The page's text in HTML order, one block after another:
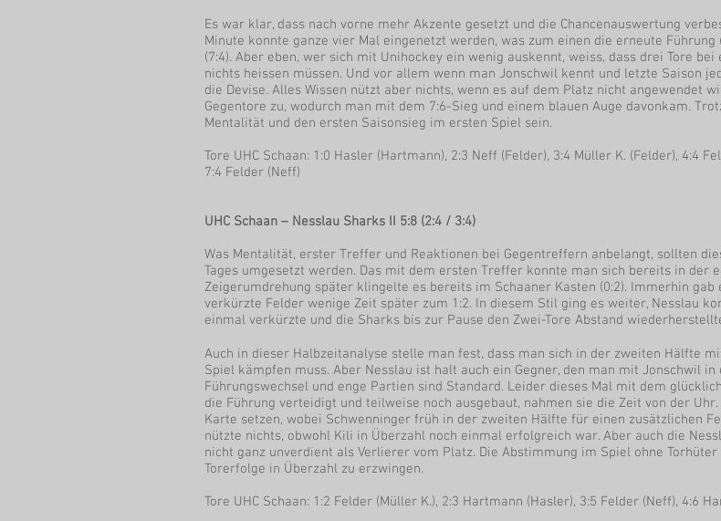
Es war klar, dass nach vorne mehr Akzente gesetzt und die Chancenauswertung
Minute konnte ganze vier Mal eingenetzt werden, was zum einen die erneute
(7:4). Aber eben, wer sich mit Unihockey ein wenig auskennt, weiss, dass drei Tore
nichts heissen müssen. Und vor allem wenn man Jonschwil kennt und letzte Saison
die Devise. Alles Wissen nützt aber nichts, wenn es auf dem Platz nicht angewendet
Gegentore zu, wodurch man mit dem 7:6-Sieg und einem blauen Auge davonkam.
Mentalität und den ersten Saisonsieg im ersten Spiel sein.
Tore UHC Schaan: 1:0 Hasler (Hartmann), 2:3 Neff (Felder), 3:4 Müller K. (Felder), 4:4
7:4 Felder (Neff)
UHC Schaan – Nesslau Sharks II 5:8 (2:4 / 3:4)
Was Mentalität, erster Treffer und Reaktionen bei Gegentreffern anbelangt, sollten
Tages umgesetzt werden. Das mit dem ersten Treffer konnte man sich bereits in der
Zeigerumdrehung später klingelte es bereits im Schaaner Kasten (0:2). Immerhin
verkürzte Felder wenige Zeit später zum 1:2. In diesem Stil ging es weiter, Nesslau
einmal verkürzte und die Sharks bis zur Pause den Zwei-Tore Abstand
Auch in dieser Halbzeitanalyse stelle man fest, dass man sich in der zweiten Hälfte
Spiel kämpfen muss. Aber Nesslau ist halt auch ein Gegner, den man mit Jonschwil
Führungswechsel und enge Partien sind Standard. Leider dieses Mal mit dem
die Führung verteidigt und teilweise noch ausgebaut, nahmen sie die Zeit von der
Karte setzen, wobei Schwenninger früh in der zweiten Hälfte für einen zusätzlichen
nützte nichts, obwohl Kili in Überzahl noch einmal erfolgreich war. Aber auch die
nicht ganz unverdient als Verlierer vom Platz. Die Abstimmung im Spiel ohne
Torerfolge in Überzahl zu erzwingen.
Tore UHC Schaan: 1:2 Felder (Müller K.), 2:3 Hartmann (Hasler), 3:5 Felder (Neff), 4:6